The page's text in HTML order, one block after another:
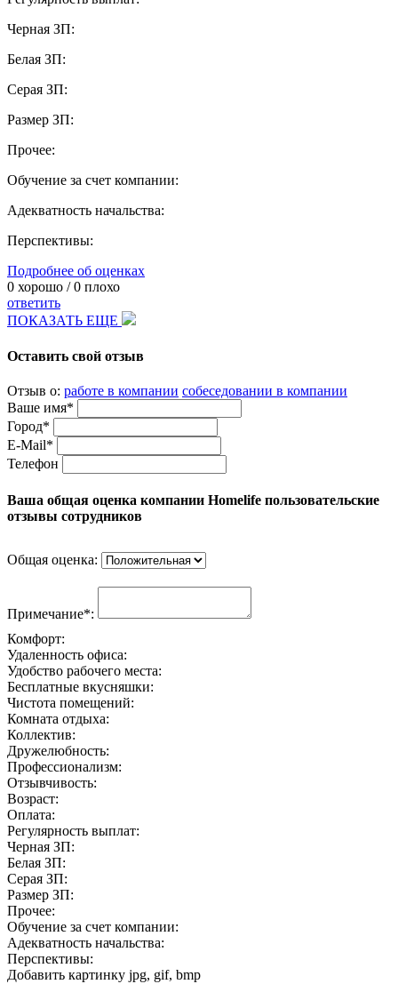
Черная ЗП:
Белая ЗП:
Серая ЗП:
Размер ЗП:
Прочее:
Обучение за счет компании:
Адекватность начальства:
Перспективы:
Подробнее об оценках
0 хорошо /0 плохо
ответить
ПОКАЗАТЬ ЕЩЕ
Оставить свой отзыв
Отзыв о: работе в компании собеседовании в компании
Ваше имя*
Город*
E-Mail*
Телефон
Ваша общая оценка компании Homelife пользовательские
отзывы сотрудников
Общая оценка:
Примечание*:
Комфорт:
Удаленность офиса:
Удобство рабочего места:
Бесплатные вкусняшки:
Чистота помещений:
Комната отдыха:
Коллектив:
Дружелюбность:
Профессионализм:
Отзывчивость:
Возраст:
Оплата:
Регулярность выплат:
Черная ЗП:
Белая ЗП:
Серая ЗП:
Размер ЗП:
Прочее:
Обучение за счет компании:
Адекватность начальства:
Перспективы:
Добавить картинку jpg, gif, bmp